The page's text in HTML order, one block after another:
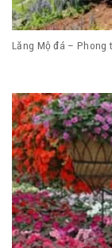
Lăng Mộ đá – Phong